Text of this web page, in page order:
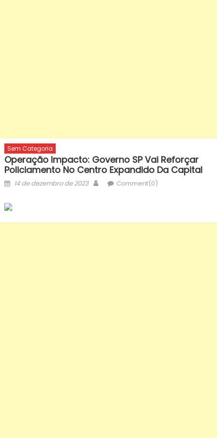
Sem Categoria
Operação Impacto: Governo SP Vai Reforçar
Policiamento No Centro Expandido Da Capital
Posted
14 de dezembro de 2023 AuthorComment(0)